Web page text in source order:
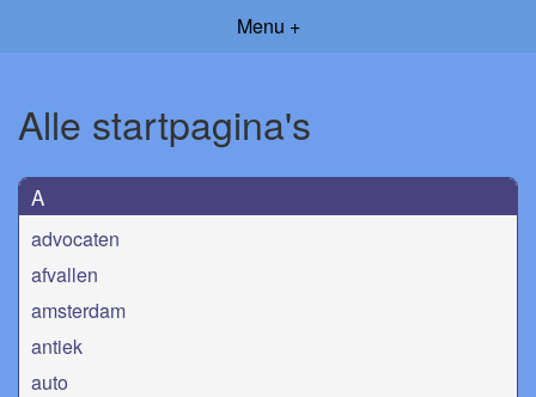
Menu +
Alle startpagina's
A
advocaten
afvallen
amsterdam
antiek
auto